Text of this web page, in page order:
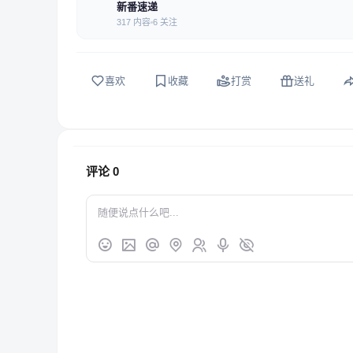
新番速递
317 内容 6 关注
喜欢 收藏 打赏 送礼
评论0